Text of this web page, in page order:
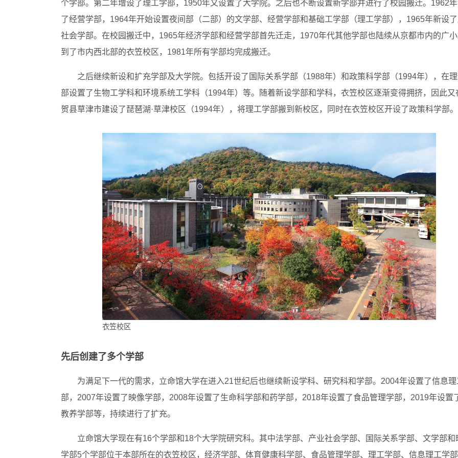
个学部。第二年增设了理工学部，1950年又设置了大学院。之后也不断设置新学部并进行了校园搬迁。1962
了经营学部，1964年开始设置夜间部（二部）的文学部、经营学部和基础工学部（理工学部），1965年新设
社会学部。在校园搬迁中，1965年经济学部和经营学部首先迁走，1970年代其他学部也陆续从京都市内的广
到了市内西北部的衣笠校区，1981年所有学部均完成搬迁。
之后继续新设和扩充学部及大学院。包括开设了国际关系学部（1988年）和政策科学部（1994年），在
部设置了生物工学科和环境系统工学科（1994年）等。随着新设学部和学科，衣笠校区逐渐变得拥挤，因此又
贺县草津市建设了琵琶湖·草津校区（1994年），将理工学部搬到新校区，同时在衣笠校区开设了政策科学部。
衣笠校区
先后创建了多个学部
为满足下一代的需求，立命馆大学在进入21世纪后也继续新设学科、研究科和学部。2004年设置了信息理
部，2007年设置了映像学部，2008年设置了生命科学部和药学部，2018年设置了食品管理学部，2019年设置
教养学部等，持续进行了扩充。
立命馆大学现在有16个学部和18个大学院研究科。其中法学部、产业社会学部、国际关系学部、文学部和
学部5个学部位于本部所在的衣笠校区，经济学部、体育健康科学部、食品管理学部、理工学部、信息理工学